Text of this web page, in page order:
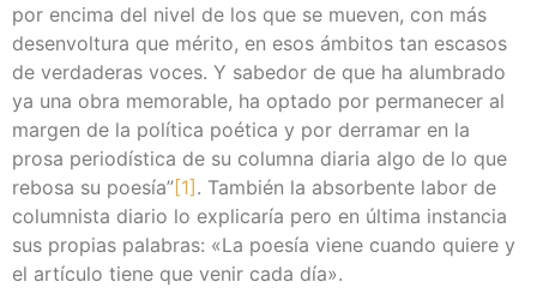
por encima del nivel de los que se mueven, con más
desenvoltura que mérito, en esos ámbitos tan escasos
de verdaderas voces. Y sabedor de que ha alumbrado
ya una obra memorable, ha optado por permanecer al
margen de la política poética y por derramar en la
prosa periodística de su columna diaria algo de lo que
rebosa su poesía”[1] . También la absorbente labor de
columnista diario lo explicaría pero en última instancia
sus propias palabras: «La poesía viene cuando quiere y
el artículo tiene que venir cada día».